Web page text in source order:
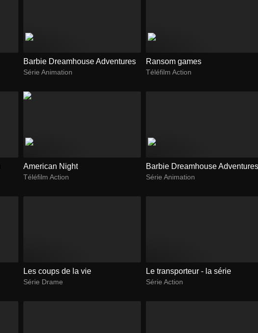
Barbie Dreamhouse Adventures
Série Animation
Ransom games
Téléfilm Action
American Night
Téléfilm Action
Barbie Dreamhouse Adventures
Série Animation
Les coups de la vie
Série Drame
Le transporteur - la série
Série Action